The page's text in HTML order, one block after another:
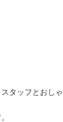
タッフとおし